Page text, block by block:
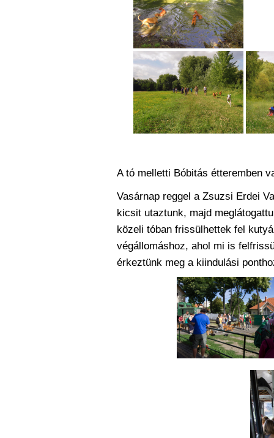
A tó melletti Bóbitás étteremben
Vasárnap reggel a Zsuzsi Erdei
kicsit utaztunk, majd
közeli tóban frissülhettek fel
végállomáshoz, ahol mi is
érkeztünk meg a kiindulási